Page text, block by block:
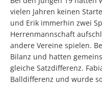
vielen Jahren keinen
und Erik immerhin zwei
Herrenmannschaft
andere Vereine spielen.
Bilanz und hatten
gleiche Satzdifferenz.
Balldifferenz und wurde